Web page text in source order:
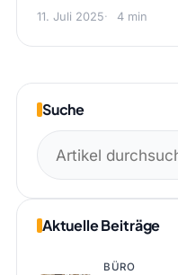
11. Juli 2025 4 min
Suche
Suchen
nach:
Aktuelle Beiträge
BÜRO